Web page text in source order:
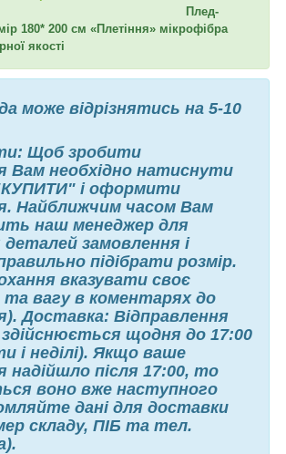
180* 200 см «Плетіння» мікрофібра
, гарної якості
може відрізнятись на 5-10
Щоб зробити
Вам необхідно натиснути
і оформити
Найближчим часом Вам
наш менеджер для
замовлення і
підібрати розмір.
вказувати своє
вагу в коментарях до
Доставка: Відправлення
щодня до 17:00
і неділі). Якщо ваше
надійшло після 17:00, то
воно вже наступного
дані для доставки
складу, ПІБ та тел.